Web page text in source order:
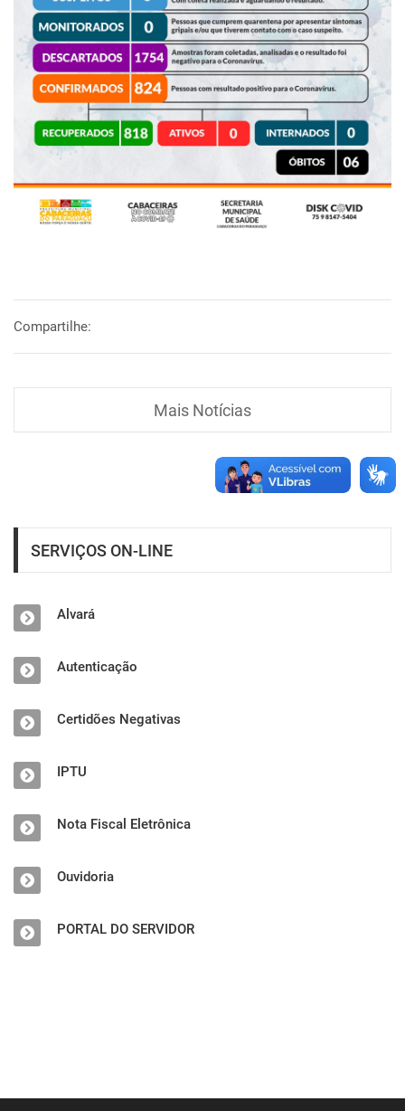
Compartilhe:
Mais Notícias
SERVIÇOS ON-LINE
Alvará
Autenticação
Certidões Negativas
IPTU
Nota Fiscal Eletrônica
Ouvidoria
PORTAL DO SERVIDOR